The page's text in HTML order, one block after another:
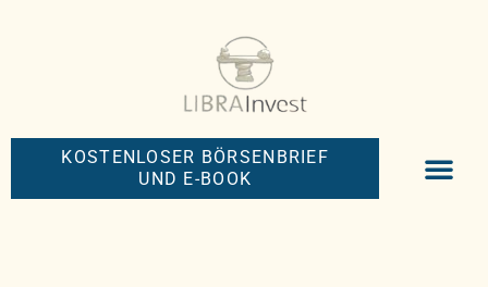
KOSTENLOSER BÖRSENBRIEF
UND E-BOOK